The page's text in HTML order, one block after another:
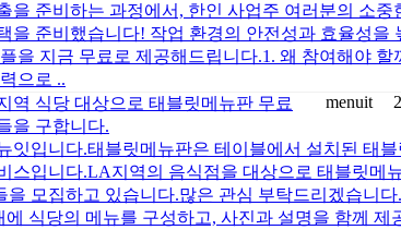
을 준비하는 과정에서, 한인 사업주 여러분의 소중
을 준비했습니다! 작업 환경의 안전성과 효율성을
을 지금 무료로 제공해드립니다.1. 왜 참여해야 할
으로 ..
역 식당 대상으로 태블릿메뉴판 무료
을 구합니다.
menuit
잇입니다.태블릿메뉴판은 테이블에서 설치된 태
스입니다.LA지역의 음식점을 대상으로 태블릿메
을 모집하고 있습니다.많은 관심 부탁드리겠습니
에 식당의 메뉴를 구성하고, 사진과 설명을 함께 제